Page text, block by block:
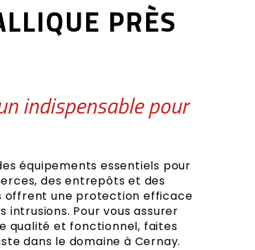
PRÈS
indispensable pour
équipements essentiels pour
des entrepôts et des
offrent une protection efficace
Pour vous assurer
qualité et fonctionnel, faites
dans le domaine à Cernay.